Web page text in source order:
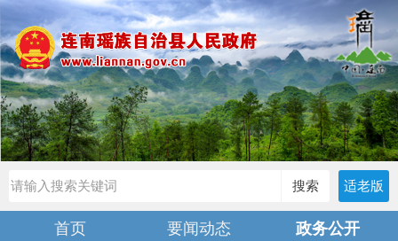
搜索 适老版
首页 要闻动态
政务公开